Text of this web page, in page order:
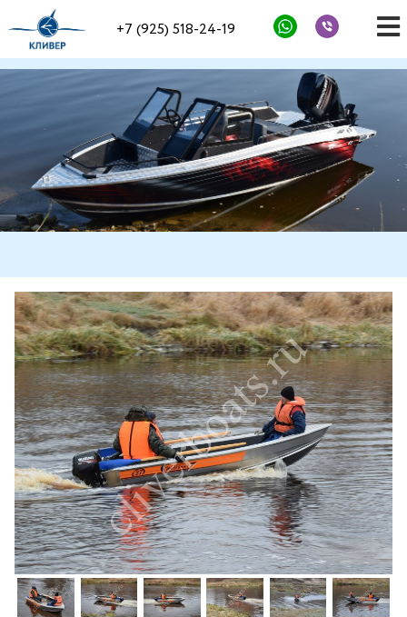
+7 (925) 518-24-19